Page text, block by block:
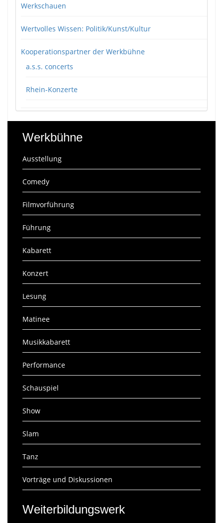
Werkschauen
Wertvolles Wissen: Politik/Kunst/Kultur
Kooperationspartner der Werkbühne
a.s.s. concerts
Rhein-Konzerte
Werkbühne
Ausstellung
Comedy
Filmvorführung
Führung
Kabarett
Konzert
Lesung
Matinee
Musikkabarett
Performance
Schauspiel
Show
Slam
Tanz
Vorträge und Diskussionen
Weiterbildungswerk